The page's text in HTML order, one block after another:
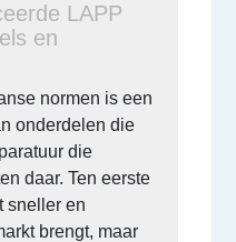
LAPP
en
normen is een
onderdelen die
die
daar. Ten eerste
sneller en
brengt, maar